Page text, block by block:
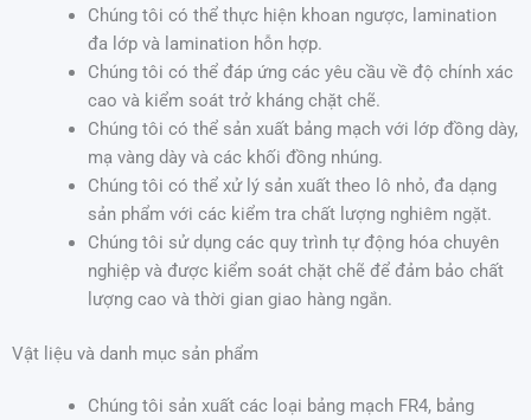
Chúng tôi có thể thực hiện khoan ngược, lamination
đa lớp và lamination hỗn hợp.
Chúng tôi có thể đáp ứng các yêu cầu về độ chính xác
cao và kiểm soát trở kháng chặt chẽ.
Chúng tôi có thể sản xuất bảng mạch với lớp đồng dày,
mạ vàng dày và các khối đồng nhúng.
Chúng tôi có thể xử lý sản xuất theo lô nhỏ, đa dạng
sản phẩm với các kiểm tra chất lượng nghiêm ngặt.
Chúng tôi sử dụng các quy trình tự động hóa chuyên
nghiệp và được kiểm soát chặt chẽ để đảm bảo chất
lượng cao và thời gian giao hàng ngắn.
Vật liệu và danh mục sản phẩm
Chúng tôi sản xuất các loại bảng mạch FR4, bảng